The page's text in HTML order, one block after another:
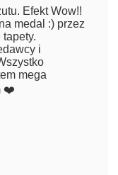
Efekt Wow!!
medal :) przez
i
mega
❤️